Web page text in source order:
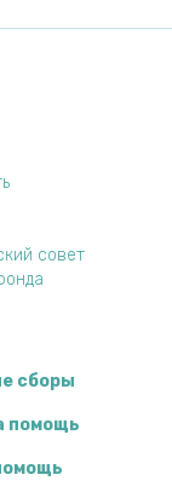
совет
сборы
помощь